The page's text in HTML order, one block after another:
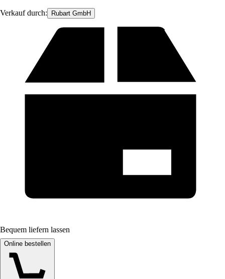
Verkauf durch: Rubart GmbH
Bequem liefern lassen
Online bestellen